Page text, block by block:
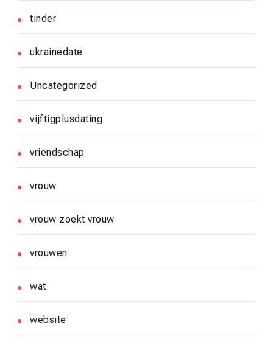
tinder
ukrainedate
Uncategorized
vijftigplusdating
vriendschap
vrouw
vrouw zoekt vrouw
vrouwen
wat
website